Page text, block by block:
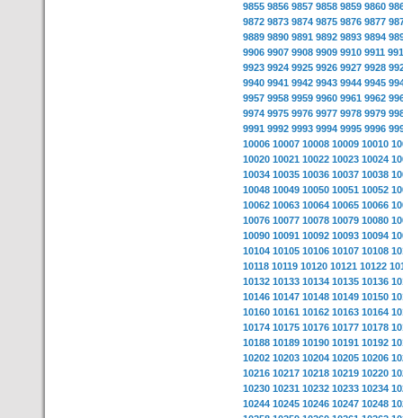
9855 9856 9857 9858 9859 9860
9872 9873 9874 9875 9876 9877
9889 9890 9891 9892 9893 9894
9906 9907 9908 9909 9910 9911
9923 9924 9925 9926 9927 9928
9940 9941 9942 9943 9944 9945
9957 9958 9959 9960 9961 9962
9974 9975 9976 9977 9978 9979
9991 9992 9993 9994 9995 9996
10006 10007 10008 10009 10010
10020 10021 10022 10023 10024
10034 10035 10036 10037 10038
10048 10049 10050 10051 10052
10062 10063 10064 10065 10066
10076 10077 10078 10079 10080
10090 10091 10092 10093 10094
10104 10105 10106 10107 10108
10118 10119 10120 10121 10122
10132 10133 10134 10135 10136
10146 10147 10148 10149 10150
10160 10161 10162 10163 10164
10174 10175 10176 10177 10178
10188 10189 10190 10191 10192
10202 10203 10204 10205 10206
10216 10217 10218 10219 10220
10230 10231 10232 10233 10234
10244 10245 10246 10247 10248